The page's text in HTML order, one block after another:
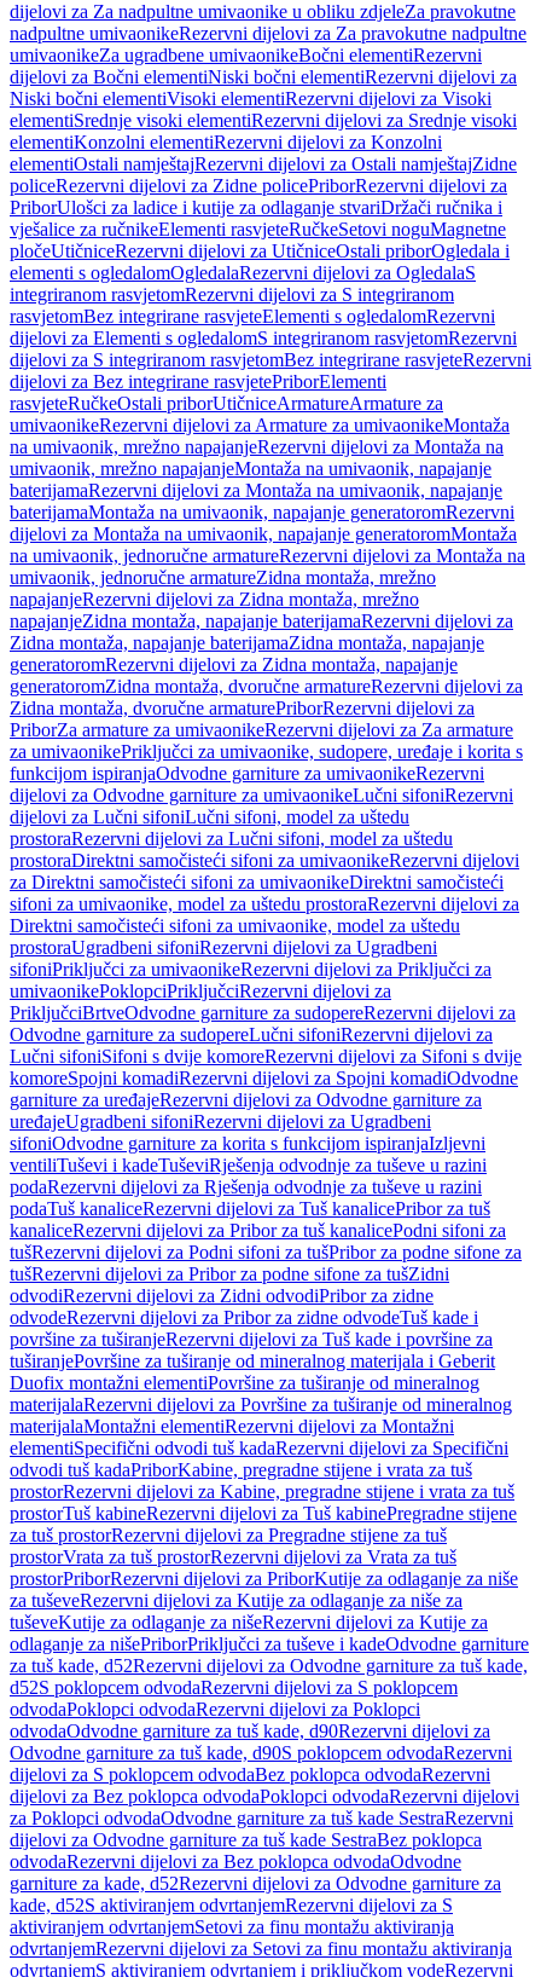
dijelovi za Za nadpultne umivaonike u obliku zdjeleZa pravokutne
nadpultne umivaonikeRezervni dijelovi za Za pravokutne nadpultne
umivaonikeZa ugradbene umivaonikeBočni elementiRezervni
dijelovi za Bočni elementiNiski bočni elementiRezervni dijelovi za
Niski bočni elementiVisoki elementiRezervni dijelovi za Visoki
elementiSrednje visoki elementiRezervni dijelovi za Srednje visoki
elementiKonzolni elementiRezervni dijelovi za Konzolni
elementiOstali namještajRezervni dijelovi za Ostali namještajZidne
policeRezervni dijelovi za Zidne policePriborRezervni dijelovi za
PriborUlošci za ladice i kutije za odlaganje stvariDržači ručnika i
vješalice za ručnikeElementi rasvjeteRučkeSetovi noguMagnetne
pločeUtičniceRezervni dijelovi za UtičniceOstali priborOgledala i
elementi s ogledalomOgledalaRezervni dijelovi za OgledalaS
integriranom rasvjetomRezervni dijelovi za S integriranom
rasvjetomBez integrirane rasvjeteElementi s ogledalomRezervni
dijelovi za Elementi s ogledalomS integriranom rasvjetomRezervni
dijelovi za S integriranom rasvjetomBez integrirane rasvjeteRezervni
dijelovi za Bez integrirane rasvjetePriborElementi
rasvjeteRučkeOstali priborUtičniceArmatureArmature za
umivaonikeRezervni dijelovi za Armature za umivaonikeMontaža
na umivaonik, mrežno napajanjeRezervni dijelovi za Montaža na
umivaonik, mrežno napajanjeMontaža na umivaonik, napajanje
baterijamaRezervni dijelovi za Montaža na umivaonik, napajanje
baterijamaMontaža na umivaonik, napajanje generatoromRezervni
dijelovi za Montaža na umivaonik, napajanje generatoromMontaža
na umivaonik, jednoručne armatureRezervni dijelovi za Montaža na
umivaonik, jednoručne armatureZidna montaža, mrežno
napajanjeRezervni dijelovi za Zidna montaža, mrežno
napajanjeZidna montaža, napajanje baterijamaRezervni dijelovi za
Zidna montaža, napajanje baterijamaZidna montaža, napajanje
generatoromRezervni dijelovi za Zidna montaža, napajanje
generatoromZidna montaža, dvoručne armatureRezervni dijelovi za
Zidna montaža, dvoručne armaturePriborRezervni dijelovi za
PriborZa armature za umivaonikeRezervni dijelovi za Za armature
za umivaonikePriključci za umivaonike, sudopere, uređaje i korita s
funkcijom ispiranjaOdvodne garniture za umivaonikeRezervni
dijelovi za Odvodne garniture za umivaonikeLučni sifoniRezervni
dijelovi za Lučni sifoniLučni sifoni, model za uštedu
prostoraRezervni dijelovi za Lučni sifoni, model za uštedu
prostoraDirektni samočisteći sifoni za umivaonikeRezervni dijelovi
za Direktni samočisteći sifoni za umivaonikeDirektni samočisteći
sifoni za umivaonike, model za uštedu prostoraRezervni dijelovi za
Direktni samočisteći sifoni za umivaonike, model za uštedu
prostoraUgradbeni sifoniRezervni dijelovi za Ugradbeni
sifoniPriključci za umivaonikeRezervni dijelovi za Priključci za
umivaonikePoklopciPriključciRezervni dijelovi za
PriključciBrtveOdvodne garniture za sudopereRezervni dijelovi za
Odvodne garniture za sudopereLučni sifoniRezervni dijelovi za
Lučni sifoniSifoni s dvije komoreRezervni dijelovi za Sifoni s dvije
komoreSpojni komadiRezervni dijelovi za Spojni komadiOdvodne
garniture za uređajeRezervni dijelovi za Odvodne garniture za
uređajeUgradbeni sifoniRezervni dijelovi za Ugradbeni
sifoniOdvodne garniture za korita s funkcijom ispiranjaIzljevni
ventiliTuševi i kadeTuševiRješenja odvodnje za tuševe u razini
podaRezervni dijelovi za Rješenja odvodnje za tuševe u razini
podaTuš kanaliceRezervni dijelovi za Tuš kanalicePribor za tuš
kanaliceRezervni dijelovi za Pribor za tuš kanalicePodni sifoni za
tušRezervni dijelovi za Podni sifoni za tušPribor za podne sifone za
tušRezervni dijelovi za Pribor za podne sifone za tušZidni
odvodiRezervni dijelovi za Zidni odvodiPribor za zidne
odvodeRezervni dijelovi za Pribor za zidne odvodeTuš kade i
površine za tuširanjeRezervni dijelovi za Tuš kade i površine za
tuširanjePovršine za tuširanje od mineralnog materijala i Geberit
Duofix montažni elementiPovršine za tuširanje od mineralnog
materijalaRezervni dijelovi za Površine za tuširanje od mineralnog
materijalaMontažni elementiRezervni dijelovi za Montažni
elementiSpecifični odvodi tuš kadaRezervni dijelovi za Specifični
odvodi tuš kadaPriborKabine, pregradne stijene i vrata za tuš
prostorRezervni dijelovi za Kabine, pregradne stijene i vrata za tuš
prostorTuš kabineRezervni dijelovi za Tuš kabinePregradne stijene
za tuš prostorRezervni dijelovi za Pregradne stijene za tuš
prostorVrata za tuš prostorRezervni dijelovi za Vrata za tuš
prostorPriborRezervni dijelovi za PriborKutije za odlaganje za niše
za tuševeRezervni dijelovi za Kutije za odlaganje za niše za
tuševeKutije za odlaganje za nišeRezervni dijelovi za Kutije za
odlaganje za nišePriborPriključci za tuševe i kadeOdvodne garniture
za tuš kade, d52Rezervni dijelovi za Odvodne garniture za tuš kade,
d52S poklopcem odvodaRezervni dijelovi za S poklopcem
odvodaPoklopci odvodaRezervni dijelovi za Poklopci
odvodaOdvodne garniture za tuš kade, d90Rezervni dijelovi za
Odvodne garniture za tuš kade, d90S poklopcem odvodaRezervni
dijelovi za S poklopcem odvodaBez poklopca odvodaRezervni
dijelovi za Bez poklopca odvodaPoklopci odvodaRezervni dijelovi
za Poklopci odvodaOdvodne garniture za tuš kade SestraRezervni
dijelovi za Odvodne garniture za tuš kade SestraBez poklopca
odvodaRezervni dijelovi za Bez poklopca odvodaOdvodne
garniture za kade, d52Rezervni dijelovi za Odvodne garniture za
kade, d52S aktiviranjem odvrtanjemRezervni dijelovi za S
aktiviranjem odvrtanjemSetovi za finu montažu aktiviranja
odvrtanjemRezervni dijelovi za Setovi za finu montažu aktiviranja
odvrtanjemS aktiviranjem odvrtanjem i priključkom vodeRezervni